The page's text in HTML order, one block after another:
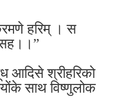
हरिम् । स
सह।।”
आदिसे श्रीहरिको
साथ विष्णुलोक